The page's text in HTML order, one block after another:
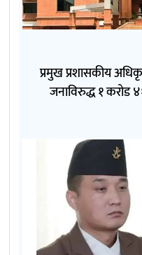
प्रमुख प्रशासकीय
जनाविरुद्ध १ करोड